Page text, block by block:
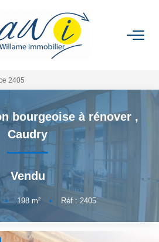
GESTION
ESTIMATION
CONTACT
EXTRANET
2405
bourgeoise à rénover ,
Caudry
Vendu
• 198 m² • Réf : 2405